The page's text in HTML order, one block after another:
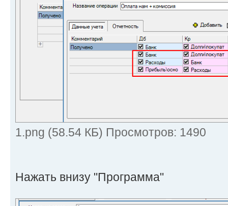
1.png (58.54 КБ) Просмотров: 1490
Нажать внизу "Программа"